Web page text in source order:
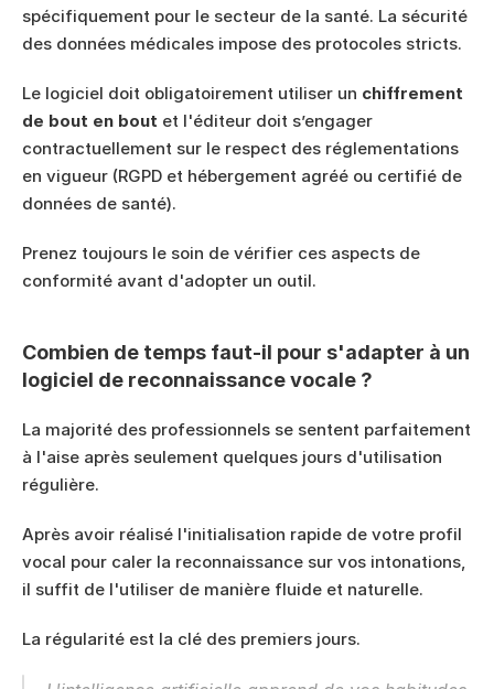
spécifiquement pour le secteur de la santé. La sécurité
des données médicales impose des protocoles stricts.
Le logiciel doit obligatoirement utiliser un chiffrement
de bout en bout et l'éditeur doit s’engager
contractuellement sur le respect des réglementations
en vigueur (RGPD et hébergement agréé ou certifié de
données de santé).
Prenez toujours le soin de vérifier ces aspects de
conformité avant d'adopter un outil.
Combien de temps faut-il pour s'adapter à un
logiciel de reconnaissance vocale ?
La majorité des professionnels se sentent parfaitement
à l'aise après seulement quelques jours d'utilisation
régulière.
Après avoir réalisé l'initialisation rapide de votre profil
vocal pour caler la reconnaissance sur vos intonations,
il suffit de l'utiliser de manière fluide et naturelle.
La régularité est la clé des premiers jours.